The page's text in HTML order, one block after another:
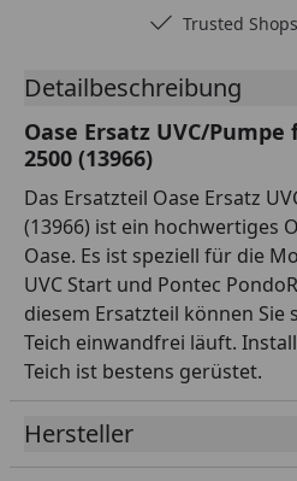
Trusted
Detailbeschreibung
Oase Ersatz UVC/
2500 (13966)
Das Ersatzteil Oase Ersatz
(13966) ist ein hochwertiges
Oase. Es ist speziell für die
UVC Start und Pontec
diesem Ersatzteil können Sie
Teich einwandfrei läuft.
Teich ist bestens gerüstet.
Hersteller